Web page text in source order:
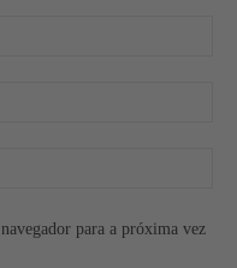
para a próxima vez